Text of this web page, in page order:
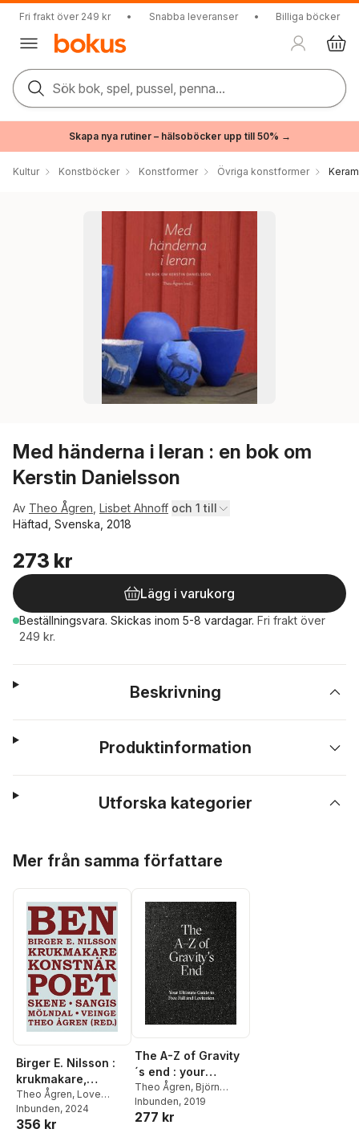
Fri frakt över 249 kr • Snabba leveranser • Billiga böcker
Sök bok, spel, pussel, penna...
Skapa nya rutiner – hälsoböcker upp till 50% →
Kultur Konstböcker Konstformer Övriga konstformer
Med händerna i leran : en bok om
Kerstin Danielsson
Av Theo Ågren Lisbet Ahnoff och 1 till
Häftad, Svenska, 2018
273 kr
Lägg i varukorg
Beställningsvara. Skickas inom 5-8 vardagar. Fri frakt över
249 kr.
Beskrivning
Produktinformation
Utforska kategorier
Mer från samma författare
Birger E. Nilsson :
krukmakare,
konstnär och poet
Theo Ågren, Love
Jönsson,Hanna
Riisager,
Inbunden, 2024
356 kr
The A-Z of Gravity
´s end : your
ultimate guide to
free fall and
levitation
Theo Ågren, Björn
Hegardt,Pamela
Jaskoviak
Inbunden, 2019
277 kr